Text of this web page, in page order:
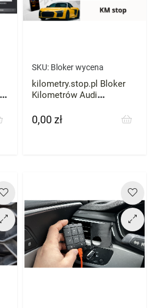
SKU: Bloker wycena
kilometry.stop.pl Bloker
Kilometrów Audi
każde zatrzymaj licznik
przebieg
Cena
0,00 zł